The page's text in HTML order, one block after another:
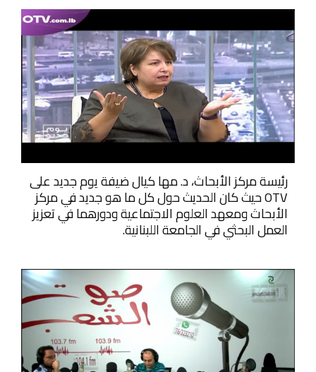
رئيسة مركز الأبحاث، د. مها كيال ضيفة يوم جديد على
OTV حيث كان الحديث حول كل ما هو جديد في مركز
الأبحاث ومعهد العلوم الاجتماعية ودورهما في تعزيز
العمل البحثي في الجامعة اللبنانية.